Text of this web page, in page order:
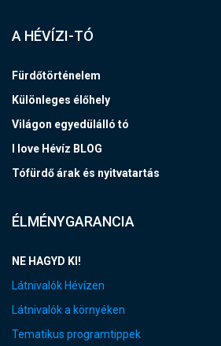
A HÉVÍZI-TÓ
Fürdőtörténelem
Különleges élőhely
Világon egyedülálló tó
I love Hévíz BLOG
Tófürdő árak és nyitvatartás
ÉLMÉNYGARANCIA
NE HAGYD KI!
Látnivalók Hévízen
Látnivalók a környéken
Tematikus programtippek